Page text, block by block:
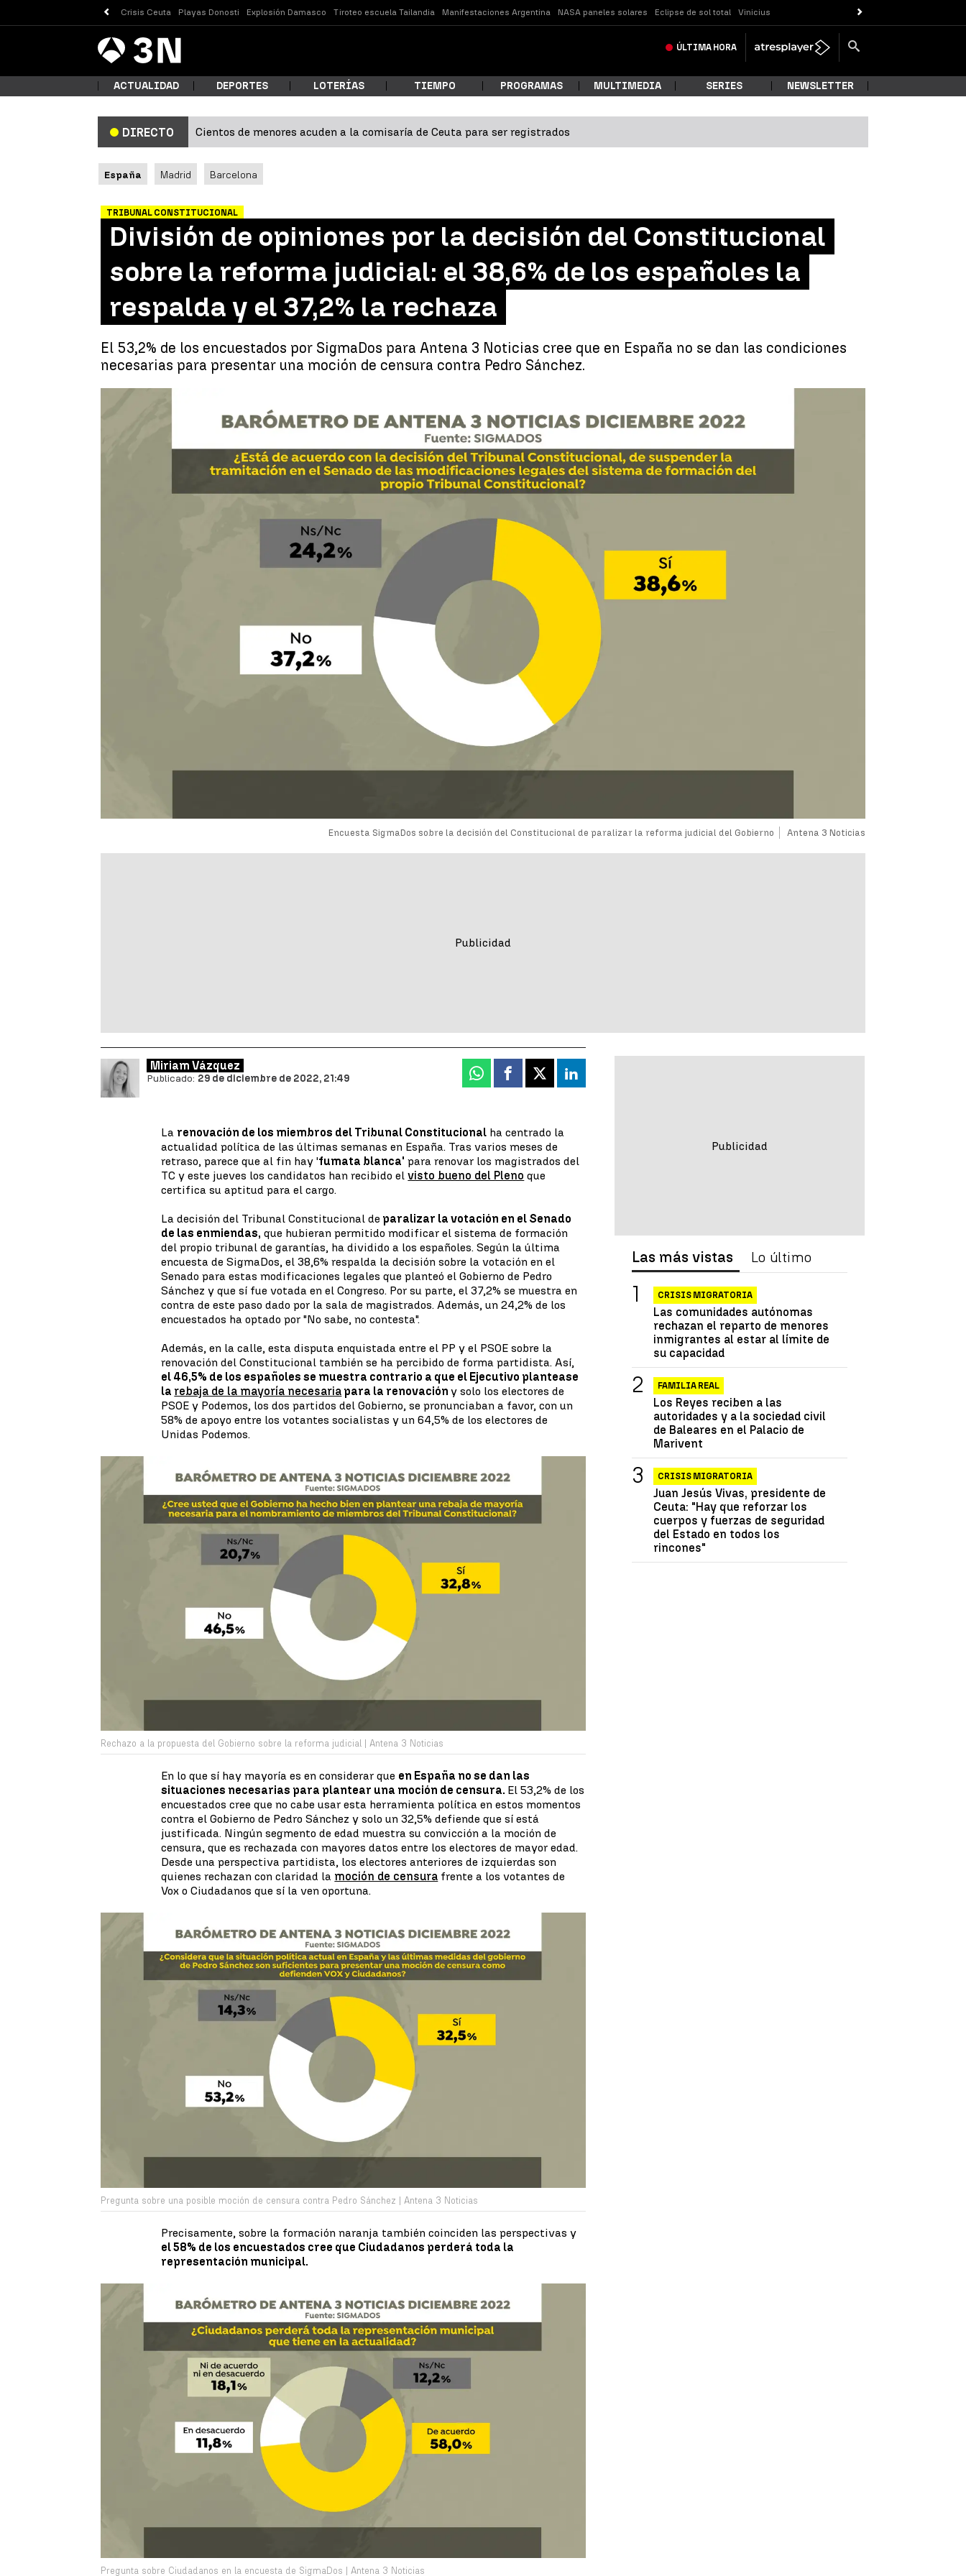
Crisis Ceuta Playas Donosti Explosión Damasco Tiroteo escuela Tailandia Manifestaciones Argentina NASA paneles solares Eclipse de sol total Vinicius
Antena
3 Noticias ÚLTIMA HORA
Buscar
ACTUALIDAD DEPORTES LOTERÍAS TIEMPO PROGRAMAS MULTIMEDIA SERIES NEWSLETTER
DIRECTO Cientos de menores acuden a la comisaría de Ceuta para ser registrados
España Madrid Barcelona
TRIBUNAL CONSTITUCIONAL
División de opiniones por la decisión del Constitucional
sobre la reforma judicial: el 38,6% de los españoles la
respalda y el 37,2% la rechaza
El 53,2% de los encuestados por SigmaDos para Antena 3 Noticias cree que en España no se dan las condiciones
necesarias para presentar una moción de censura contra Pedro Sánchez.
Encuesta SigmaDos sobre la decisión del Constitucional de paralizar la reforma judicial del Gobierno Antena 3 Noticias
Miriam Vázquez
Publicado: 29 de diciembre de 2022, 21:49 Whatsapp
Facebook
X Linkedin
La renovación de los miembros del Tribunal Constitucional ha centrado la
actualidad política de las últimas semanas en España. Tras varios meses de
retraso, parece que al fin hay 'fumata blanca' para renovar los magistrados del
TC y este jueves los candidatos han recibido elvisto bueno del Pleno que
certifica su aptitud para el cargo.
La decisión del Tribunal Constitucional de paralizar la votación en el Senado
de las enmiendas, que hubieran permitido modificar el sistema de formación
del propio tribunal de garantías, ha dividido a los españoles. Según la última
encuesta de SigmaDos, el 38,6% respalda la decisión sobre la votación en el
Senado para estas modificaciones legales que planteó el Gobierno de Pedro
Sánchez y que sí fue votada en el Congreso. Por su parte, el 37,2% se muestra en
contra de este paso dado por la sala de magistrados. Además, un 24,2% de los
encuestados ha optado por "No sabe, no contesta".
Además, en la calle, esta disputa enquistada entre el PP y el PSOE sobre la
renovación del Constitucional también se ha percibido de forma partidista. Así,
el 46,5% de los españoles se muestra contrario a que el Ejecutivo plantease
la rebaja de la mayoría necesaria para la renovacióny solo los electores de
PSOE y Podemos, los dos partidos del Gobierno, se pronunciaban a favor, con un
58% de apoyo entre los votantes socialistas y un 64,5% de los electores de
Unidas Podemos.
Rechazo a la propuesta del Gobierno sobre la reforma judicial | Antena 3 Noticias
En lo que sí hay mayoría es en considerar que en España no se dan las
situaciones necesarias para plantear una moción de censura. El 53,2% de los
encuestados cree que no cabe usar esta herramienta política en estos momentos
contra el Gobierno de Pedro Sánchez y solo un 32,5% defiende que sí está
justificada. Ningún segmento de edad muestra su convicción a la moción de
censura, que es rechazada con mayores datos entre los electores de mayor edad.
Desde una perspectiva partidista, los electores anteriores de izquierdas son
quienes rechazan con claridad la moción de censura frente a los votantes de
Vox o Ciudadanos que sí la ven oportuna.
Pregunta sobre una posible moción de censura contra Pedro Sánchez | Antena 3 Noticias
Precisamente, sobre la formación naranja también coinciden las perspectivas y
el 58% de los encuestados cree que Ciudadanos perderá toda la
representación municipal.
Pregunta sobre Ciudadanos en la encuesta de SigmaDos | Antena 3 Noticias
Las más vistas Lo último
CRISIS MIGRATORIA
Las comunidades autónomas
rechazan el reparto de menores
inmigrantes al estar al límite de
su capacidad
FAMILIA REAL
Los Reyes reciben a las
autoridades y a la sociedad civil
de Baleares en el Palacio de
Marivent
CRISIS MIGRATORIA
Juan Jesús Vivas, presidente de
Ceuta: "Hay que reforzar los
cuerpos y fuerzas de seguridad
del Estado en todos los
rincones"